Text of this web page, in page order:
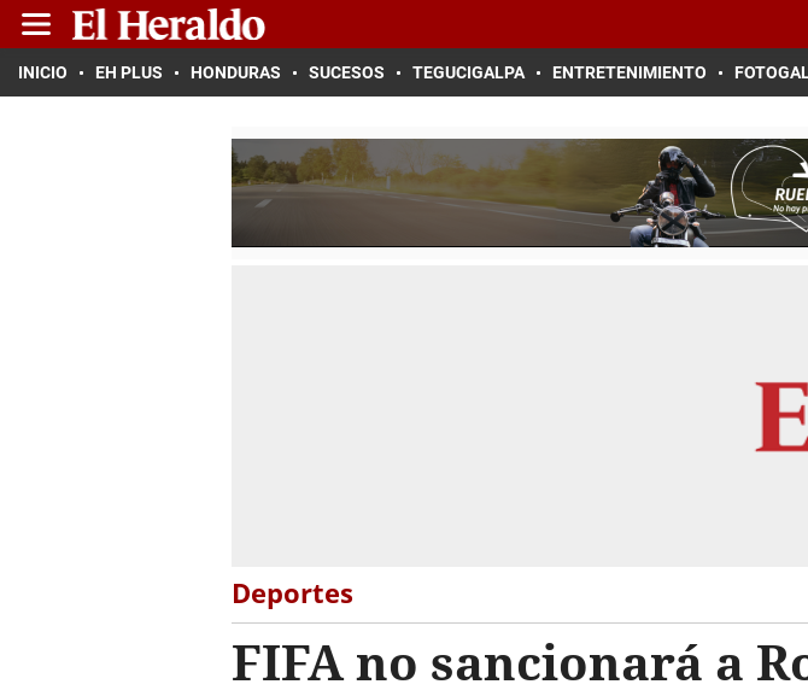
INICIO EH PLUS HONDURAS SUCESOS TEGUCIGALPA ENTRETENIMIENTO
Deportes
FIFA no sancionará a